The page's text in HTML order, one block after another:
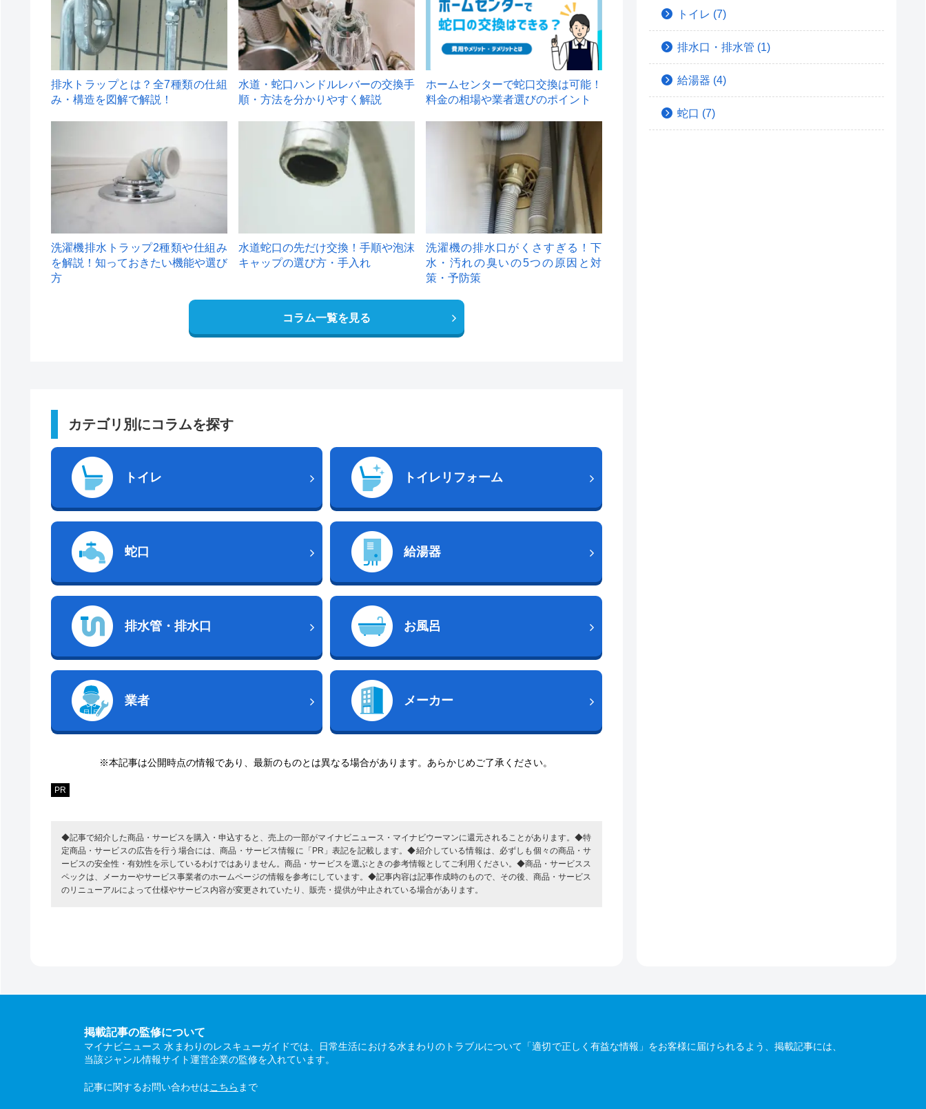
排水トラップとは？全7種類の仕組
み・構造を図解で解説！
水道・蛇口ハンドルレバーの交換手
順・方法を分かりやすく解説
ホームセンターで蛇口交換は可能！
料金の相場や業者選びのポイント
洗濯機排水トラップ2種類や仕組み
を解説！知っておきたい機能や選び
方
水道蛇口の先だけ交換！手順や泡沫
キャップの選び方・手入れ
洗濯機の排水口がくさすぎる！下
水・汚れの臭いの5つの原因と対
策・予防策
コラム一覧を見る
カテゴリ別にコラムを探す
トイレ トイレリフォーム
蛇口 給湯器
排水管・排水口 お風呂
業者 メーカー
※本記事は公開時点の情報であり、最新のものとは異なる場合があります。あらかじめご了承ください。
PR
◆記事で紹介した商品・サービスを購入・申込すると、売上の一部がマイナビニュース・マイナビウーマンに還元されることがあります。◆特
定商品・サービスの広告を行う場合には、商品・サービス情報に「PR」表記を記載します。◆紹介している情報は、必ずしも個々の商品・サ
ービスの安全性・有効性を示しているわけではありません。商品・サービスを選ぶときの参考情報としてご利用ください。◆商品・サービスス
ペックは、メーカーやサービス事業者のホームページの情報を参考にしています。◆記事内容は記事作成時のもので、その後、商品・サービス
のリニューアルによって仕様やサービス内容が変更されていたり、販売・提供が中止されている場合があります。
トイレ (7)
排水口・排水管 (1)
給湯器 (4)
蛇口 (7)
掲載記事の監修について
マイナビニュース 水まわりのレスキューガイドでは、日常生活における水まわりのトラブルについて「適切で正しく有益な情報」をお客様に届けられるよう、掲載記事には、
当該ジャンル情報サイト運営企業の監修を入れています。
記事に関するお問い合わせはこちら まで